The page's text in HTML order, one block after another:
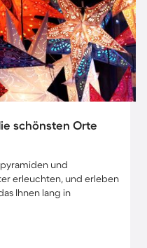
schönsten Orte
und
erleuchten, und erleben
Ihnen lang in